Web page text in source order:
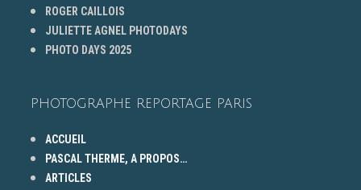
ROGER CAILLOIS
JULIETTE AGNEL PHOTODAYS
PHOTO DAYS 2025
PHOTOGRAPHE REPORTAGE PARIS
ACCUEIL
PASCAL THERME, A PROPOS…
ARTICLES